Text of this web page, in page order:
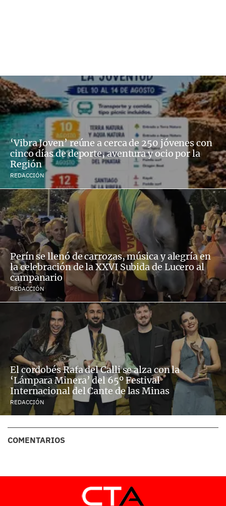
‘Vibra Joven’ reúne a cerca de 250 jóvenes con
cinco días de deporte, aventura y ocio por la
Región
REDACCIÓN
Perín se llenó de carrozas, música y alegría en
la celebración de la XXVI Subida de Lucero al
campanario
REDACCIÓN
El cordobés Rafa del Calli se alza con la
‘Lámpara Minera’ del 65º Festival
Internacional del Cante de las Minas
REDACCIÓN
COMENTARIOS